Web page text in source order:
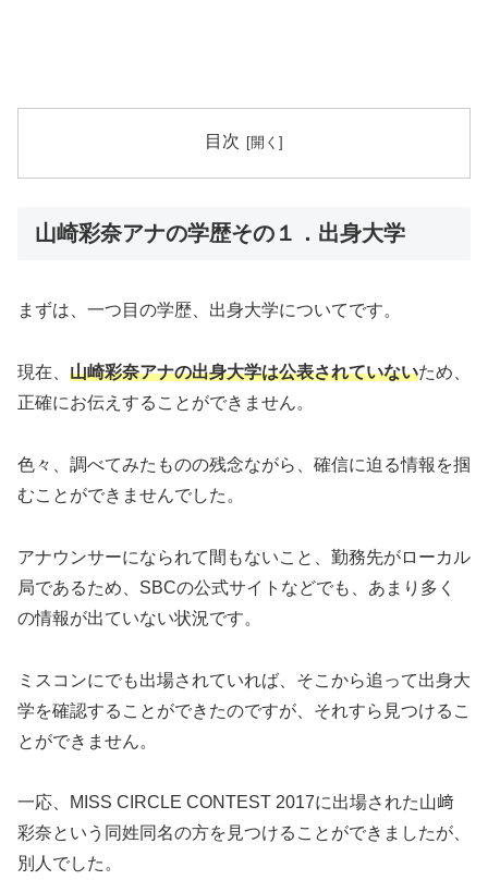
目次
山崎彩奈アナの学歴その１．出身大学
まずは、一つ目の学歴、出身大学についてです。
現在、 山崎彩奈アナの出身大学は公表されていないため、
正確にお伝えすることができません。
色々、調べてみたものの残念ながら、確信に迫る情報を掴
むことができませんでした。
アナウンサーになられて間もないこと、勤務先がローカル
局であるため、SBCの公式サイトなどでも、あまり多く
の情報が出ていない状況です。
ミスコンにでも出場されていれば、そこから追って出身大
学を確認することができたのですが、それすら見つけるこ
とができません。
一応、MISS CIRCLE CONTEST 2017に出場された山﨑
彩奈という同姓同名の方を見つけることができましたが、
別人でした。